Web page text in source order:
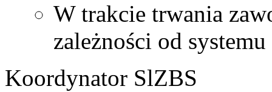
W trakcie trwania
zależności od
Koordynator SlZBS